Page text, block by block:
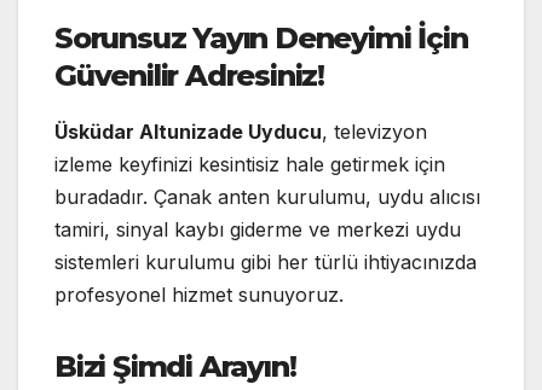
Sorunsuz Yayın Deneyimi İçin
Güvenilir Adresiniz!
Üsküdar Altunizade Uyducu, televizyon
izleme keyfinizi kesintisiz hale getirmek için
buradadır. Çanak anten kurulumu, uydu alıcısı
tamiri, sinyal kaybı giderme ve merkezi uydu
sistemleri kurulumu gibi her türlü ihtiyacınızda
profesyonel hizmet sunuyoruz.
Bizi Şimdi Arayın!